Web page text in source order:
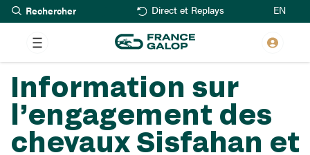
Aller
au
contenu
principal
Rechercher Direct et Replays EN
Information sur
l’engagement des
chevaux Sisfahan et